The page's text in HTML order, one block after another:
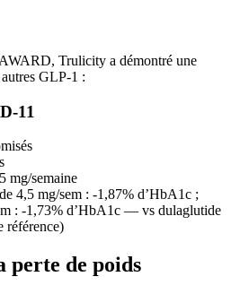
Trulicity a démontré une
GLP-1 :
11
mg/semaine
4,5 mg/sem : -1,87% d’HbA1c ;
: -1,73% d’HbA1c — vs dulaglutide
référence)
de poids